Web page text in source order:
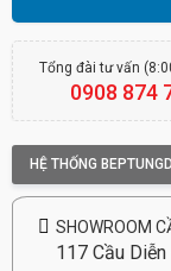
Tổng đài tư vấn
0908 874
HỆ THỐNG
SHOWROOM
117 Cầu